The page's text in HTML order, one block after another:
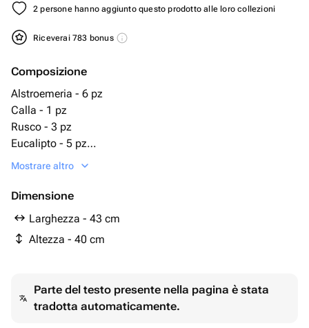
2 persone hanno aggiunto questo prodotto alle loro collezioni
Riceverai 783 bonus
Composizione
Alstroemeria - 6 pz
Calla - 1 pz
Rusco - 3 pz
Eucalipto - 5 pz
Rosa - 5 pz
Самшит - 3 pz
елка - 3 pz
Mostrare altro
Dimensione
Larghezza - 43 cm
Altezza - 40 cm
Parte del testo presente nella pagina è stata
tradotta automaticamente.